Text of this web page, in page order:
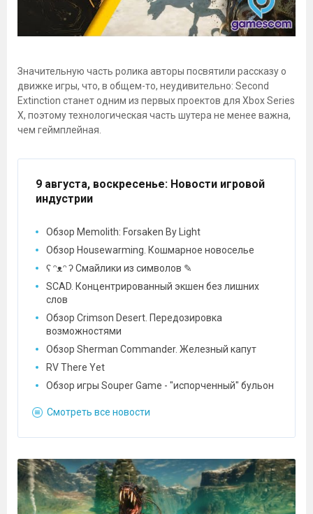
Значительную часть ролика авторы посвятили рассказу о
движке игры, что, в общем-то, неудивительно: Second
Extinction станет одним из первых проектов для Xbox Series
X, поэтому технологическая часть шутера не менее важна,
чем геймплейная.
9 августа, воскресенье: Новости игровой
индустрии
Обзор Memolith: Forsaken By Light
Обзор Housewarming. Кошмарное новоселье
ʕ ᵔᴥᵔ ʔ Смайлики из символов ✎
SCAD. Концентрированный экшен без лишних
слов
Обзор Crimson Desert. Передозировка
возможностями
Обзор Sherman Commander. Железный капут
RV There Yet
Обзор игры Souper Game - "испорченный" бульон
Смотреть все новости